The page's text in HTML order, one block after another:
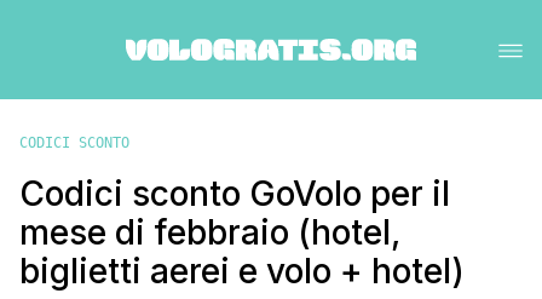
CODICI SCONTO
Codici sconto GoVolo per il
mese di febbraio (hotel,
biglietti aerei e volo + hotel)